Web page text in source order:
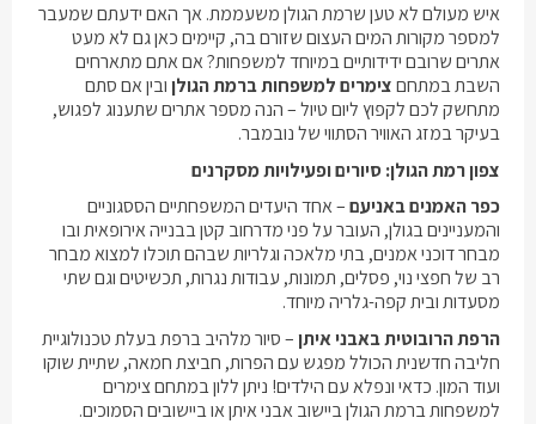
איש מעולם לא טען שרמת הגולן משעממת. אך האם ידעתם שמעבר
למספר מקורות המים העצום שזורם בה, קיימים כאן גם לא מעט
אתרים שרובם ידידותיים במיוחד למשפחות? אם אתם מתארחים
השבת במתחםצימרים למשפחות ברמת הגולןובין אם סתם
מתחשק לכם לקפוץ ליום טיול – הנה מספר אתרים שתענוג לפגוש,
בעיקר במזג האוויר הסתווי של נובמבר.
צפון רמת הגולן: סיורים ופעילויות מסקרנים
כפר האמנים באניעם– אחד היעדים המשפחתיים הססגוניים
והמעניינים בגולן, העובר על פני מדרחוב קטן בבנייה אירופאית ובו
מבחר דוכני אמנים, בתי מלאכה וגלריות שבהם תוכלו למצוא מבחר
רב של חפצי נוי, פסלים, תמונות, עבודות נגרות, תכשיטים וגם שתי
מסעדות ובית קפה-גלריה מיוחד.
הרפת הרובוטית באבני איתן– סיור מלהיב ברפת בעלת טכנולוגיית
חליבה חדשנית הכולל מפגש עם הפרות, חביצת חמאה, שתיית שוקו
ועוד המון. כדאי ונפלא עם הילדים! ניתן ללון במתחםצימרים
למשפחות ברמת הגולןביישוב אבני איתן או ביישובים הסמוכים.